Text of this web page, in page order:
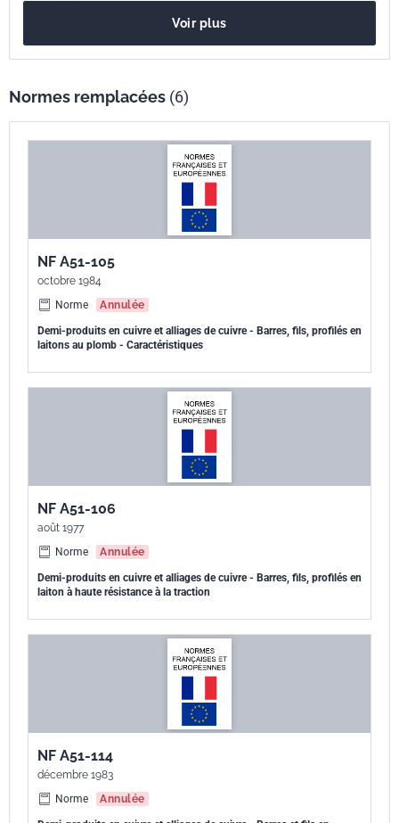
caractéristiques.
Voir plus
Normes remplacées (6)
NF A51-105
octobre 1984
Norme
Annulée
Demi-produits en cuivre et alliages de cuivre - Barres, fils, profilés en
laitons au plomb - Caractéristiques
NF A51-106
août 1977
Norme
Annulée
Demi-produits en cuivre et alliages de cuivre - Barres, fils, profilés en
laiton à haute résistance à la traction
NF A51-114
décembre 1983
Norme
Annulée